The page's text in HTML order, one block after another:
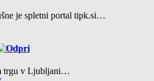
je spletni portal tipk.si…
trgu v Ljubljani…